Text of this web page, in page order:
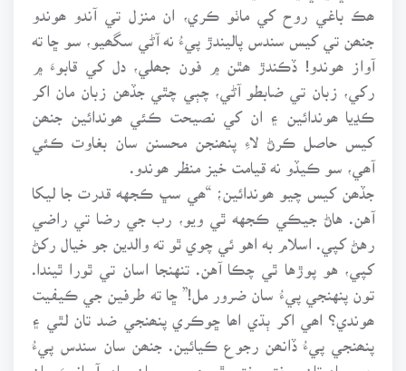
ھڪ باغي روح کي ماٺو ڪري، ان منزل تي آندو ھوندو
جنھن تي کيس سندس پاليندڙ پيءُ نه آڻي سگھيو، سو ڇا ته
آواز ھوندو! ڏڪندڙ ھٿن ۾ فون جھلي، دل کي قابوءَ ۾
رکي، زبان تي ضابطو آڻي، چٻي چٿي جڏھن زبان مان اکر
ڪڍيا ھوندائين ۽ ان کي نصيحت ڪئي ھوندائين جنھن
کيس حاصل ڪرڻ لاءِ پنھنجن محسنن سان بغاوت ڪئي
آھي، سو ڪيڏو نه قيامت خيز منظر ھوندو.
جڏھن کيس چيو ھوندائين؛ “ھي سڀ ڪجهه قدرت جا ليکا
آهن. هاڻ جيڪي ڪجهه ٿي ويو، رب جي رضا تي راضي
رهڻ کپي. اسلام به اهو ئي چوي ٿو ته والدين جو خيال رکڻ
کپي، هو پوڙها ٿي چڪا آهن. تنهنجا اسان تي ٿورا ٿيندا.
تون پنهنجي پيءُ سان ضرور مل!” ڇا ته طرفين جي ڪيفيت
ھوندي؟ اھي اکر ٻڌي اھا ڇوڪري پنھنجي ضد تان لٿي ۽
پنھنجي پيءُ ڏانھن رجوع ڪيائين. جنھن سان سندس پيءُ
جي ساھ تان سختي ختم ٿي ۽ سرير مان ساھ، آسانيءَ سان